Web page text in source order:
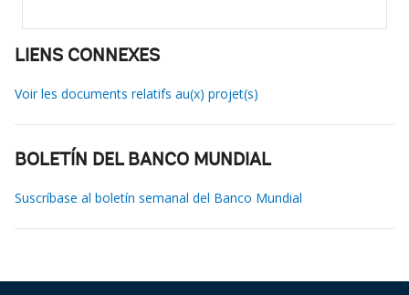
LIENS CONNEXES
Voir les documents relatifs au(x) projet(s)
BOLETÍN DEL BANCO MUNDIAL
Suscríbase al boletín semanal del Banco Mundial